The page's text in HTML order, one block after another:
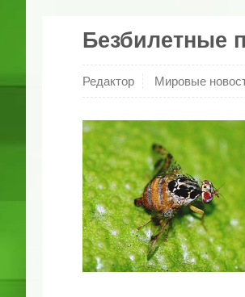
Безбилетные
Редактор Мировые